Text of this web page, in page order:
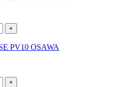
+
PV10 OSAWA
+